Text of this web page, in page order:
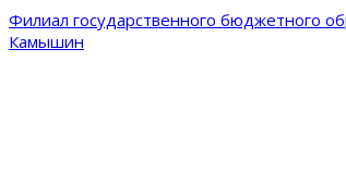
Филиал государственного бюджетного
Камышин